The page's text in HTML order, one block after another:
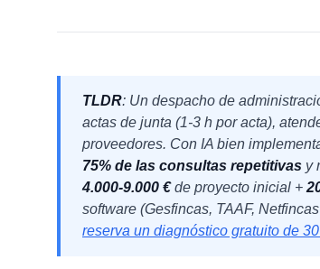
TLDR: Un despacho de
actas de junta (1-3 h por acta),
proveedores. Con IA bien
75% de las consultas repetitivas y
4.000-9.000 €de proyecto inicial +
software (Gesfincas, TAAF,
reserva un diagnóstico gratuito de